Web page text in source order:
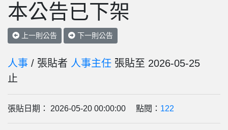
本公告已下架
上一則公告 下一則公告
人事 / 張貼者 人事主任 張貼至 2026-05-25
止
張貼日期： 2026-05-20 00:00:00 點閱： 122